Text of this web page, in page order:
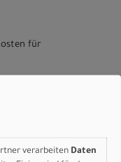
für
verarbeiten Daten